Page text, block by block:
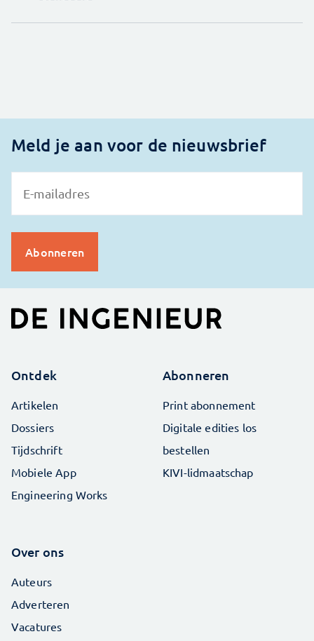
Meld je aan voor de nieuwsbrief
Ontdek
Artikelen
Dossiers
Tijdschrift
Mobiele App
Engineering Works
Abonneren
Print abonnement
Digitale edities los
bestellen
KIVI-lidmaatschap
Over ons
Auteurs
Adverteren
Vacatures